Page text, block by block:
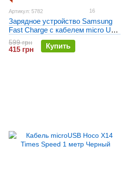
Артикул: 5782 16
Зарядное устройство Samsung
Fast Charge с кабелем micro USB
Белое
599 грн
415 грн Купить